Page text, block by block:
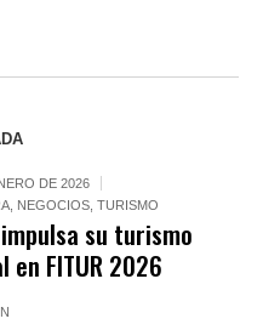
DE 2026
NEGOCIOS ,TURISMO
su turismo
en FITUR 2026